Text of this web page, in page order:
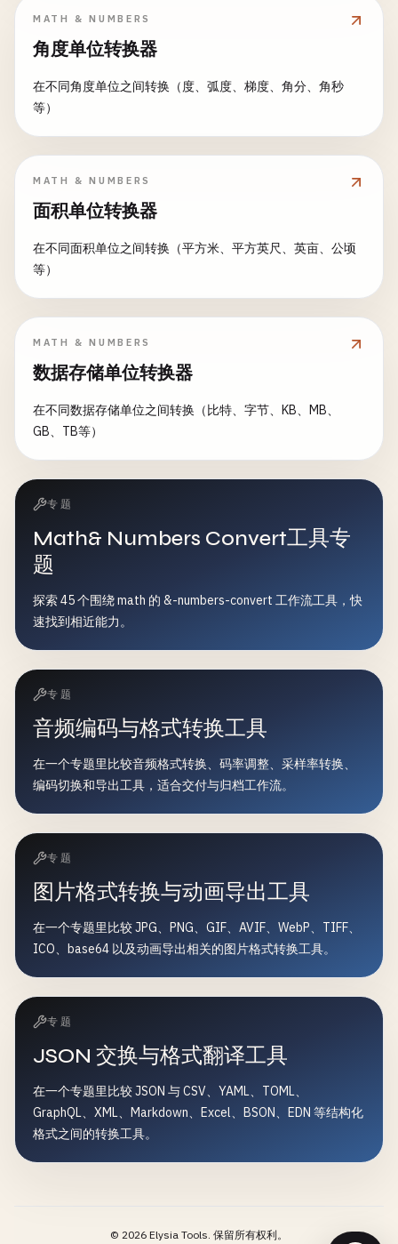
MATH & NUMBERS
角度单位转换器
在不同角度单位之间转换（度、弧度、梯度、角分、角秒
等）
MATH & NUMBERS
面积单位转换器
在不同面积单位之间转换（平方米、平方英尺、英亩、公顷
等）
MATH & NUMBERS
数据存储单位转换器
在不同数据存储单位之间转换（比特、字节、KB、MB、
GB、TB等）
专题
Math& Numbers Convert工具专
题
探索 45 个围绕 math 的 &-numbers-convert 工作流工具，快
速找到相近能力。
专题
音频编码与格式转换工具
在一个专题里比较音频格式转换、码率调整、采样率转换、
编码切换和导出工具，适合交付与归档工作流。
专题
图片格式转换与动画导出工具
在一个专题里比较 JPG、PNG、GIF、AVIF、WebP、TIFF、
ICO、base64 以及动画导出相关的图片格式转换工具。
专题
JSON 交换与格式翻译工具
在一个专题里比较 JSON 与 CSV、YAML、TOML、
GraphQL、XML、Markdown、Excel、BSON、EDN 等结构化
格式之间的转换工具。
© 2026 Elysia Tools. 保留所有权利。